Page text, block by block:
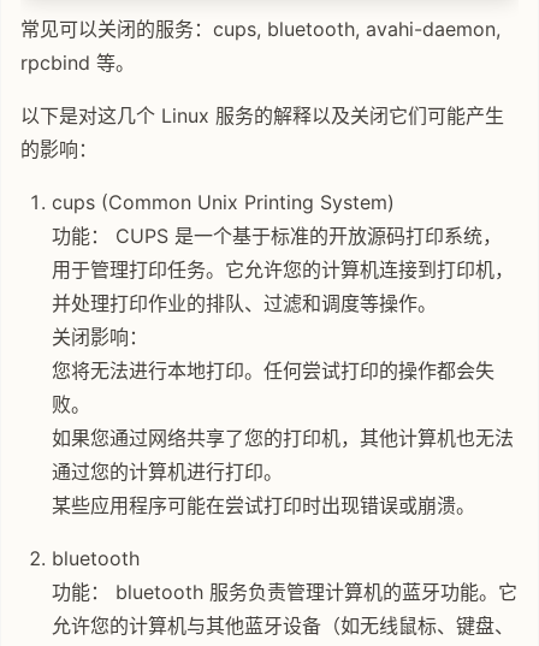
常见可以关闭的服务：cups, bluetooth, avahi-daemon,
rpcbind 等。
以下是对这几个 Linux 服务的解释以及关闭它们可能产生
的影响：
cups (Common Unix Printing System)
功能： CUPS 是一个基于标准的开放源码打印系统，
用于管理打印任务。它允许您的计算机连接到打印机，
并处理打印作业的排队、过滤和调度等操作。
关闭影响：
您将无法进行本地打印。任何尝试打印的操作都会失
败。
如果您通过网络共享了您的打印机，其他计算机也无法
通过您的计算机进行打印。
某些应用程序可能在尝试打印时出现错误或崩溃。
bluetooth
功能： bluetooth 服务负责管理计算机的蓝牙功能。它
允许您的计算机与其他蓝牙设备（如无线鼠标、键盘、